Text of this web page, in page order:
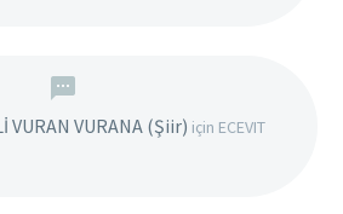
VURAN VURANA (Şiir) için ECEVIT